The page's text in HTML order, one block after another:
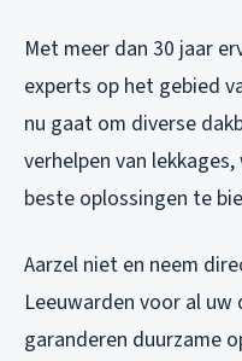
Met meer dan 30 jaar
experts op het gebied
nu gaat om diverse
verhelpen van
beste oplossingen te
Aarzel niet en neem
Leeuwarden voor al uw
garanderen duurzame